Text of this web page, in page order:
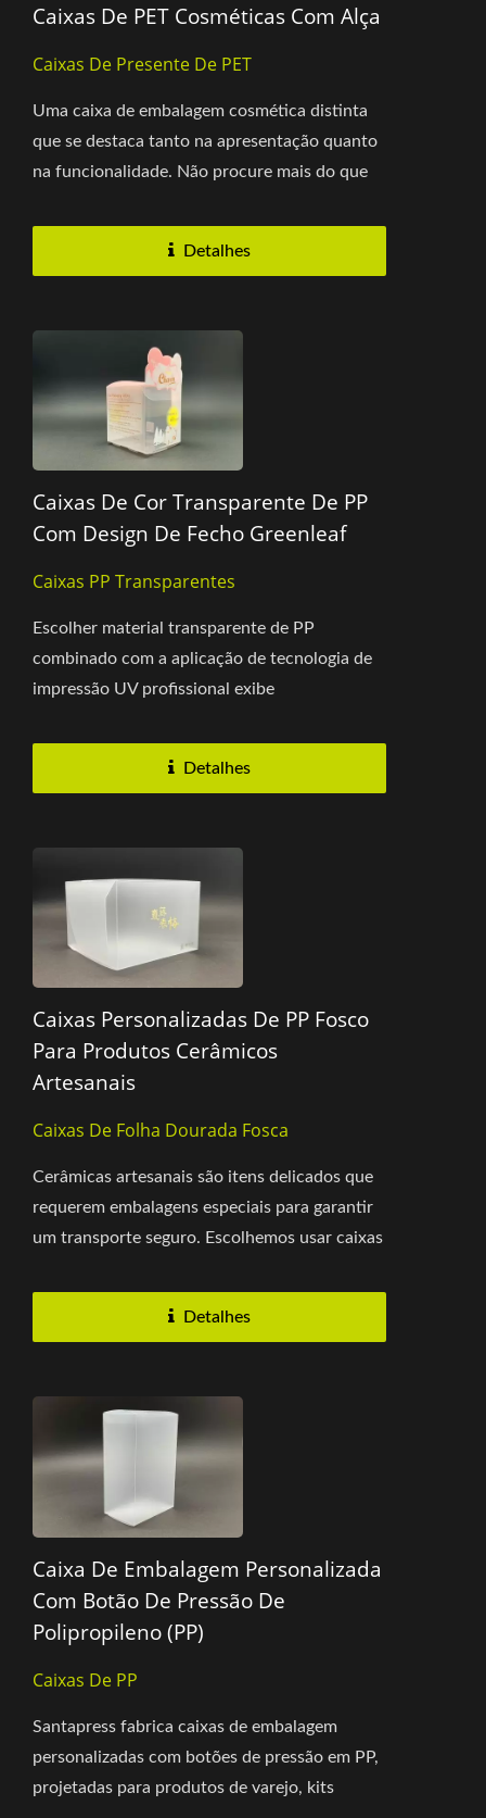
Caixas De PET Cosméticas Com Alça
Caixas De Presente De PET
Uma caixa de embalagem cosmética distinta
que se destaca tanto na apresentação quanto
na funcionalidade. Não procure mais do que
Detalhes
Caixas De Cor Transparente De PP
Com Design De Fecho Greenleaf
Caixas PP Transparentes
Escolher material transparente de PP
combinado com a aplicação de tecnologia de
impressão UV profissional exibe
Detalhes
Caixas Personalizadas De PP Fosco
Para Produtos Cerâmicos
Artesanais
Caixas De Folha Dourada Fosca
Cerâmicas artesanais são itens delicados que
requerem embalagens especiais para garantir
um transporte seguro. Escolhemos usar caixas
Detalhes
Caixa De Embalagem Personalizada
Com Botão De Pressão De
Polipropileno (PP)
Caixas De PP
Santapress fabrica caixas de embalagem
personalizadas com botões de pressão em PP,
projetadas para produtos de varejo, kits